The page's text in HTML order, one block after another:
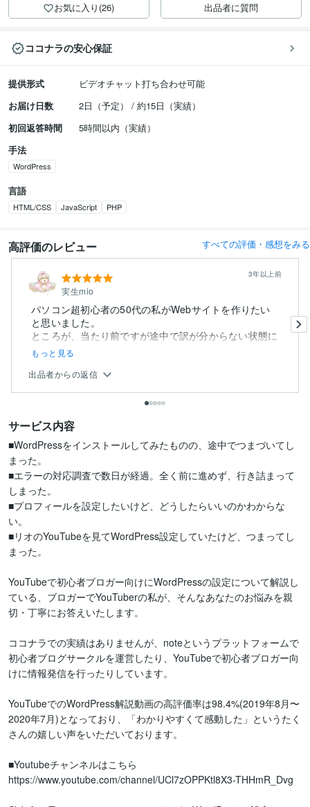
お気に入り(26) 出品者に質問
ココナラの安心保証
提供形式
ビデオチャット打ち合わせ可能
お届け日数
2日（予定） / 約15日（実績）
初回返答時間
5時間以内（実績）
手法
WordPress
言語
HTML/CSS JavaScript PHP
高評価のレビュー すべての評価・感想をみる
実生mio
3年以上前
パソコン超初心者の50代の私がWebサイトを作りたい
と思いました。
ところが、当たり前ですが途中で訳が分からない状態に
な...
もっと見る
出品者からの返信
サービス内容
■WordPressをインストールしてみたものの、途中でつまづいてし
まった。
■エラーの対応調査で数日が経過。全く前に進めず、行き詰まって
しまった。
■プロフィールを設定したいけど、どうしたらいいのかわからな
い。
■リオのYouTubeを見てWordPress設定していたけど、つまってし
まった。
YouTubeで初心者ブロガー向けにWordPressの設定について解説し
ている、ブロガーでYouTuberの私が、そんなあなたのお悩みを親
切・丁寧にお答えいたします。
ココナラでの実績はありませんが、noteというプラットフォームで
初心者ブログサークルを運営したり、YouTubeで初心者ブロガー向
けに情報発信を行ったりしています。
YouTubeでのWordPress解説動画の高評価率は98.4%(2019年8月〜
2020年7月)となっており、「わかりやすくて感動した」というたく
さんの嬉しい声をいただいております。
■Youtubeチャンネルはこちら
https://www.youtube.com/channel/UCl7zOPPKtl8X3-THHmR_Dvg